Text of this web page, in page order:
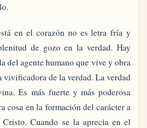
en el corazón no es letra fría y
de gozo en la verdad. Hay
del agente humano que vive y obra
de la verdad. La verdad
Es más fuerte y más poderosa
cosa en la formación del carácter a
Cristo. Cuando se la aprecia en el